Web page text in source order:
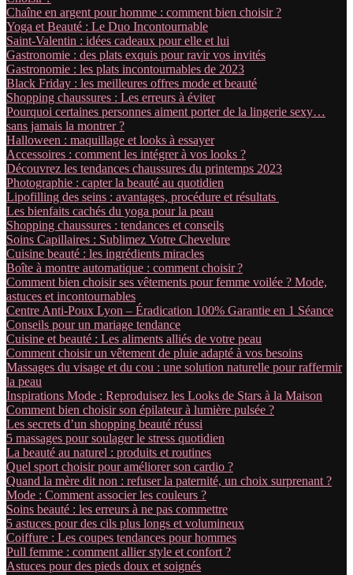
Chaîne en argent pour homme : comment bien choisir ?
Yoga et Beauté : Le Duo Incontournable
Saint-Valentin : idées cadeaux pour elle et lui
Gastronomie : des plats exquis pour ravir vos invités
Gastronomie : les plats incontournables de 2023
Black Friday : les meilleures offres mode et beauté
Shopping chaussures : Les erreurs à éviter
Pourquoi certaines personnes aiment porter de la lingerie sexy…
sans jamais la montrer ?
Halloween : maquillage et looks à essayer
Accessoires : comment les intégrer à vos looks ?
Découvrez les tendances chaussures du printemps 2023
Photographie : capter la beauté au quotidien
Lipofilling des seins : avantages, procédure et résultats
Les bienfaits cachés du yoga pour la peau
Shopping chaussures : tendances et conseils
Soins Capillaires : Sublimez Votre Chevelure
Cuisine beauté : les ingrédients miracles
Boîte à montre automatique : comment choisir ?
Comment bien choisir ses vêtements pour femme voilée ? Mode,
astuces et incontournables
Centre Anti-Poux Lyon – Éradication 100% Garantie en 1 Séance
Conseils pour un mariage tendance
Cuisine et beauté : Les aliments alliés de votre peau
Comment choisir un vêtement de pluie adapté à vos besoins
Massages du visage et du cou : une solution naturelle pour raffermir
la peau
Inspirations Mode : Reproduisez les Looks de Stars à la Maison
Comment bien choisir son épilateur à lumière pulsée ?
Les secrets d’un shopping beauté réussi
5 massages pour soulager le stress quotidien
La beauté au naturel : produits et routines
Quel sport choisir pour améliorer son cardio ?
Quand la mère dit non : refuser la paternité, un choix surprenant ?
Mode : Comment associer les couleurs ?
Soins beauté : les erreurs à ne pas commettre
5 astuces pour des cils plus longs et volumineux
Coiffure : Les coupes tendances pour hommes
Pull femme : comment allier style et confort ?
Astuces pour des pieds doux et soignés